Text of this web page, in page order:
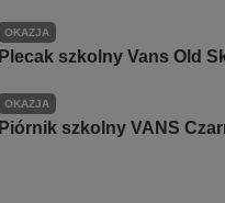
OKAZJA
Plecak szkolny Vans Old
OKAZJA
Piórnik szkolny VANS